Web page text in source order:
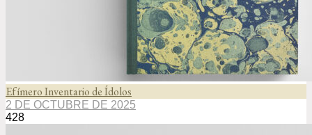
Efímero Inventario de Ídolos
2 DE OCTUBRE DE 2025
428